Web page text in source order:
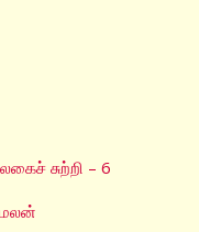
சுற்றி – 6